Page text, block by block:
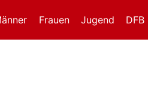
Frauen Jugend DFB